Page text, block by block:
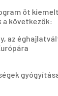
öt
a következők:
az